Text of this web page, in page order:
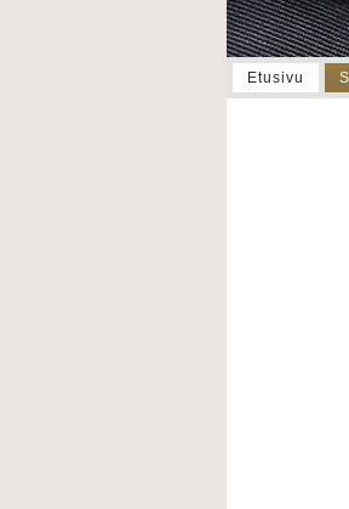
Etusivu